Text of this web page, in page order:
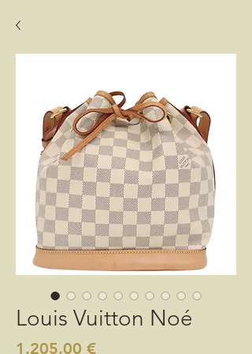
Louis Vuitton Noé
1.205,00 €Preis